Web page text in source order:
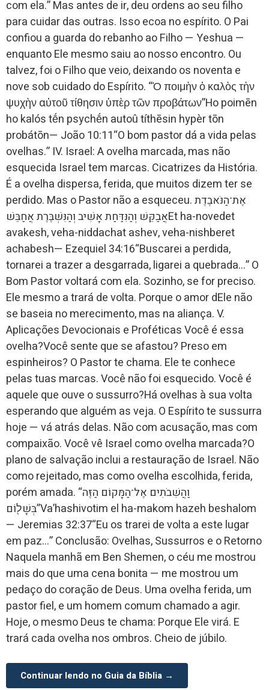
com ela.” Mas antes de ir, deu ordens ao seu filho
para cuidar das outras. Isso ecoa no espírito. O Pai
confiou a guarda do rebanho ao Filho — Yeshua —
enquanto Ele mesmo saiu ao nosso encontro. Ou
talvez, foi o Filho que veio, deixando os noventa e
nove sob cuidado do Espírito. “Ὁ ποιμὴν ὁ καλὸς τὴν
ψυχὴν αὐτοῦ τίθησιν ὑπὲρ τῶν προβάτων”Ho poimēn
ho kalós tḗn psychḗn autoû títhēsin hypèr tōn
probátōn— João 10:11“O bom pastor dá a vida pelas
ovelhas.” IV. Israel: A ovelha marcada, mas não
esquecida Israel tem marcas. Cicatrizes da História.
É a ovelha dispersa, ferida, que muitos dizem ter se
perdido. Mas o Pastor não a esqueceu. אֶת־הַנֹּאבֶדֶת
אֲבַקֵּשׁ וְהַנִּדַּחַת אָשִׁיב וְהַנִּשְׁבֶּרֶת אֲחַבֵּשׁEt ha-novedet
avakesh, veha-niddachat ashev, veha-nishberet
achabesh— Ezequiel 34:16“Buscarei a perdida,
tornarei a trazer a desgarrada, ligarei a quebrada…” O
Bom Pastor voltará com ela. Sozinho, se for preciso.
Ele mesmo a trará de volta. Porque o amor dEle não
se baseia no merecimento, mas na aliança. V.
Aplicações Devocionais e Proféticas Você é essa
ovelha?Você sente que se afastou? Preso em
espinheiros? O Pastor te chama. Ele te conhece
pelas tuas marcas. Você não foi esquecido. Você é
aquele que ouve o sussurro?Há ovelhas à sua volta
esperando que alguém as veja. O Espírito te sussurra
hoje — vá atrás delas. Não com acusação, mas com
compaixão. Você vê Israel como ovelha marcada?O
plano de salvação inclui a restauração de Israel. Não
como rejeitado, mas como ovelha escolhida, ferida,
porém amada. “וַהֲשִׁבֹתִים אֶל־הַמָּקוֹם הַזֶּה
בְּשָׁל֖וֹם”Va’hashivotim el ha-makom hazeh beshalom
— Jeremias 32:37“Eu os trarei de volta a este lugar
em paz…” Conclusão: Ovelhas, Sussurros e o Retorno
Naquela manhã em Ben Shemen, o céu me mostrou
mais do que uma cena bonita — me mostrou um
pedaço do coração de Deus. Uma ovelha ferida, um
pastor fiel, e um homem comum chamado a agir.
Hoje, o mesmo Deus te chama: Porque Ele virá. E
trará cada ovelha nos ombros. Cheio de júbilo.
Continuar lendo no Guia da Bíblia →